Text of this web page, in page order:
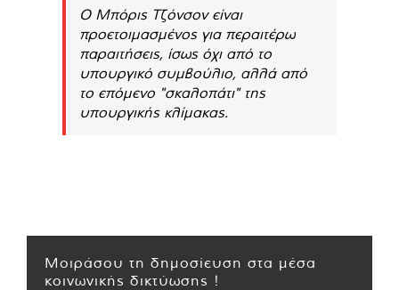
Ο Μπόρις Τζόνσον είναι
προετοιμασμένος για περαιτέρω
παραιτήσεις, ίσως όχι από το
υπουργικό συμβούλιο, αλλά από
το επόμενο "σκαλοπάτι" της
υπουργικής κλίμακας.
Μοιράσου τη δημοσίευση στα μέσα
κοινωνικής δικτύωσης !